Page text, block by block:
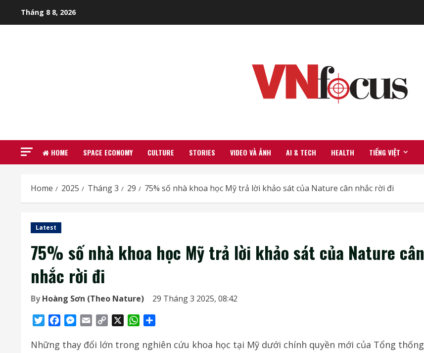
Tháng 8 8, 2026
HOME SPACE ECONOMY CULTURE STORIES VIDEO VÀ ẢNH AI & TECH HEALTH TIẾNG VIỆT
Home 2025 Tháng 3 29 75% số nhà khoa học Mỹ trả lời khảo sát của Nature cân nhắc rời đi
Latest
75% số nhà khoa học Mỹ trả lời khảo sát của Nature cân
nhắc rời đi
ByHoàng Sơn (Theo Nature) 29 Tháng 3 2025, 08:42
TwitterFacebookMessenger
Email
Copy
WhatsApp
Những thay đổi lớn trong nghiên cứu khoa học tại Mỹ dưới chính quyền mới của Tổng thống